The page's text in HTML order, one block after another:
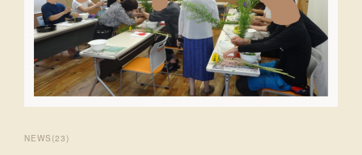
NEWS (23)